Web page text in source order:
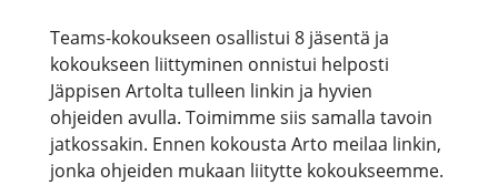
Teams-kokoukseen osallistui 8 jäsentä ja
kokoukseen liittyminen onnistui helposti
Jäppisen Artolta tulleen linkin ja hyvien
ohjeiden avulla. Toimimme siis samalla tavoin
jatkossakin. Ennen kokousta Arto meilaa linkin,
jonka ohjeiden mukaan liitytte kokoukseemme.